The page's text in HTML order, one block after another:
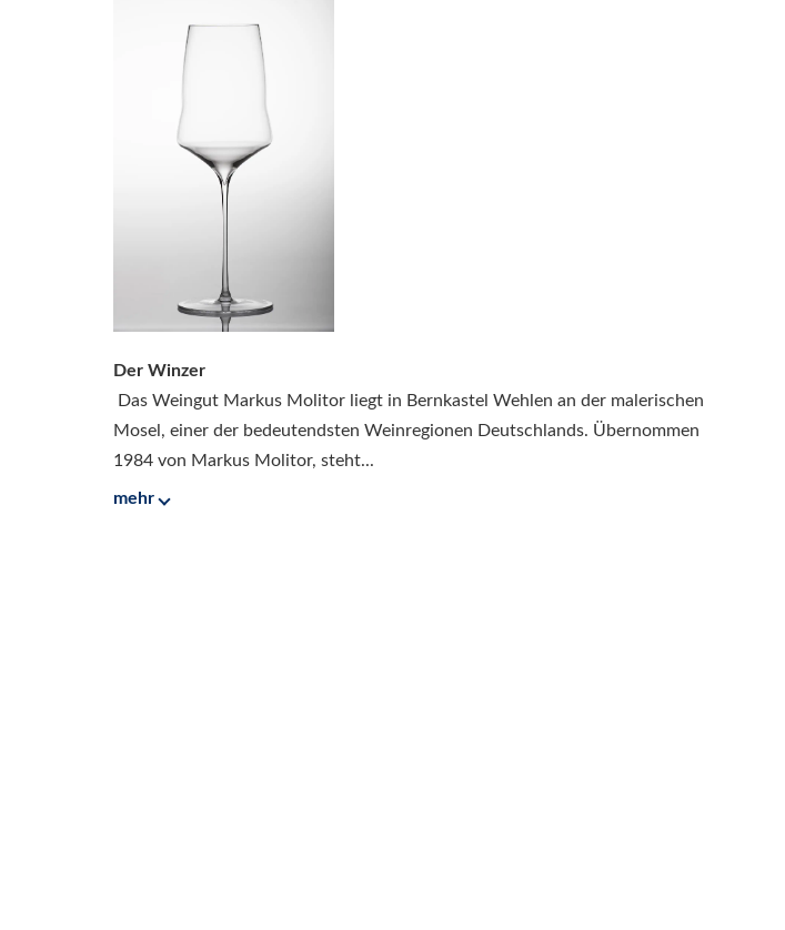
Der Winzer
Das Weingut Markus Molitor liegt in Bernkastel Wehlen an der malerischen
Mosel, einer der bedeutendsten Weinregionen Deutschlands. Übernommen
1984 von Markus Molitor, steht...
mehr